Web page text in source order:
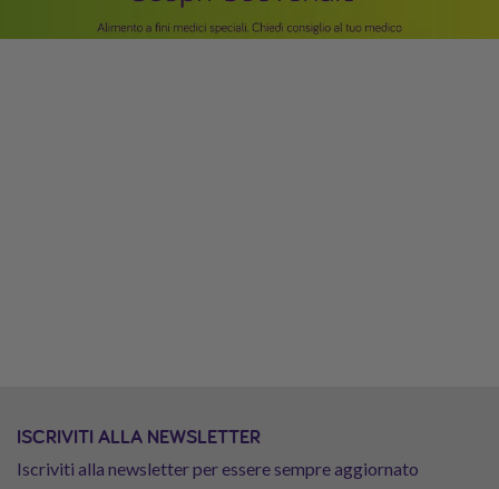
ISCRIVITI ALLA NEWSLETTER
Iscriviti alla newsletter per essere sempre aggiornato